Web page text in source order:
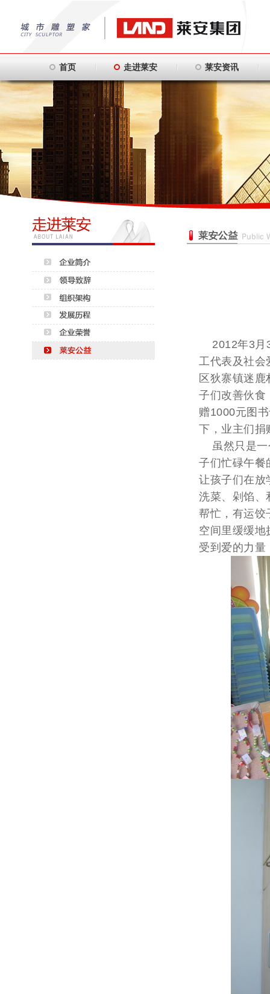
首页 走进莱安 莱安资讯
2012年3月
工代表及社会
区狄寨镇迷
子们改善伙食
赠1000元图
下，业主们捐
虽然只是一
子们忙碌午餐
让孩子们在放
洗菜、剁馅、
帮忙，有运饺
空间里缓缓地
受到爱的力